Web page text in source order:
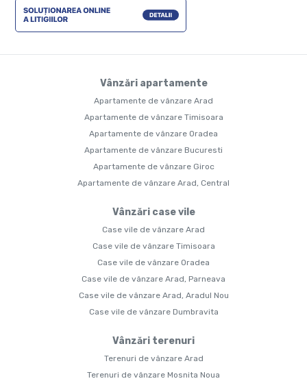
Vânzări apartamente
Apartamente de vânzare Arad
Apartamente de vânzare Timisoara
Apartamente de vânzare Oradea
Apartamente de vânzare Bucuresti
Apartamente de vânzare Giroc
Apartamente de vânzare Arad, Central
Vânzări case vile
Case vile de vânzare Arad
Case vile de vânzare Timisoara
Case vile de vânzare Oradea
Case vile de vânzare Arad, Parneava
Case vile de vânzare Arad, Aradul Nou
Case vile de vânzare Dumbravita
Vânzări terenuri
Terenuri de vânzare Arad
Terenuri de vânzare Mosnita Noua